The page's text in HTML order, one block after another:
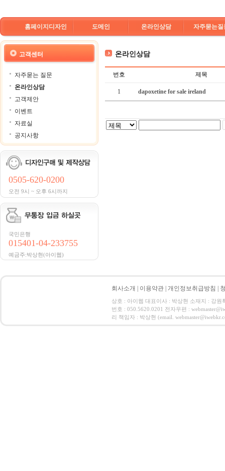
홈페이지디자인 도메인 온라인상담 자주묻는질
고객센터
자주묻는 질문
온라인상담
고객제안
이벤트
자료실
공지사항
0505-620-0200
오전 9시 ~ 오후 6시까지
국민은행
015401-04-233755
예금주:박상현(아이웹)
온라인상담
번호 제목
1 dapoxetine for sale ireland
회사소개 이용약관 개인정보취급방침
상호 : 아이웹 대표이사 : 박상현 소재지 : 강
번호 : 050.5620.0201 전자우편 :
리 책임자 : 박상현 (email.